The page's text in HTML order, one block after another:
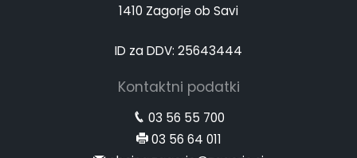
1410 Zagorje ob Savi
ID za DDV: 25643444
Kontaktni podatki
03 56 55 700
03 56 64 011